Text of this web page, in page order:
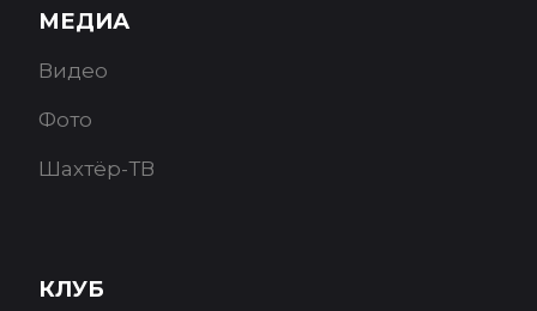
МЕДИА
Видео
Фото
Шахтёр-ТВ
КЛУБ